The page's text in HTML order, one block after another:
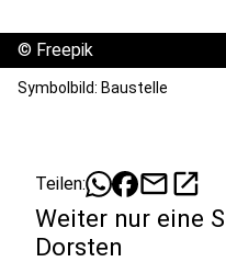
© Freepik
Symbolbild: Baustelle
Teilen: mailopen_in_new
Weiter nur eine
Dorsten